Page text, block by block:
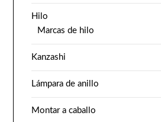
Hilo
Marcas de hilo
Kanzashi
Lámpara de anillo
Montar a caballo